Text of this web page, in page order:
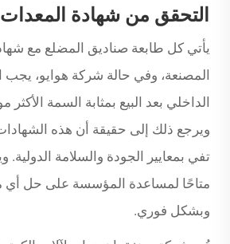
التحقق من شهادة
يأتي كل طابعة صناديق المضلع مع
المصنعة، وفي حالة شركة هوايو، يجب
الداخلي بعد البيع بمثابة السمة الأكثر
ويرجع ذلك إلى حقيقة أن هذه
تفي بمعايير الجودة والسلامة
متاحًا لمساعدة المؤسسة على حل أي
وبشكل فوري.